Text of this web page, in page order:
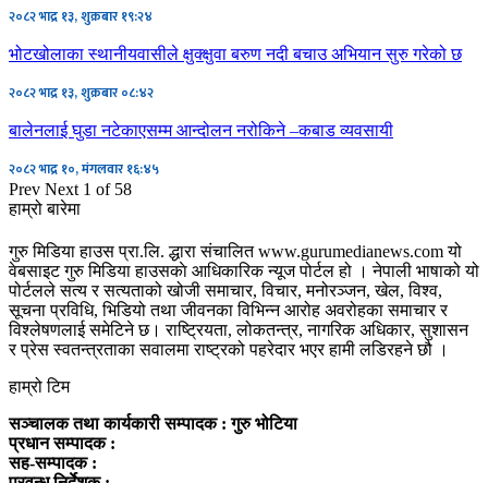
२०८२ भाद्र १३, शुक्रबार १९:२४
भोटखोलाका स्थानीयवासीले क्षुक्क्षुवा बरुण नदी बचाउ अभियान सुरु गरेको छ
२०८२ भाद्र १३, शुक्रबार ०८:४२
बालेनलाई घुडा नटेकाएसम्म आन्दोलन नरोकिने –कबाड व्यवसायी
२०८२ भाद्र १०, मंगलवार १६:४५
Prev Next 1 of 58
हाम्रो बारेमा
गुरु मिडिया हाउस प्रा.लि. द्धारा संचालित www.gurumedianews.com यो
वेबसाइट गुरु मिडिया हाउसकाे आधिकारिक न्यूज पोर्टल हो । नेपाली भाषाको यो
पोर्टलले सत्य र सत्यताको खोजी समाचार, विचार, मनोरञ्जन, खेल, विश्व,
सूचना प्रविधि, भिडियो तथा जीवनका विभिन्न आरोह अवरोहका समाचार र
विश्लेषणलाई समेटिने छ। राष्ट्रियता, लोकतन्त्र, नागरिक अधिकार, सुशासन
र प्रेस स्वतन्त्रताका सवालमा राष्ट्रको पहरेदार भएर हामी लडिरहने छौ ।
हाम्रो टिम
सञ्चालक तथा कार्यकारी सम्पादक : गुरु भोटिया
प्रधान सम्पादक :
सह-सम्पादक :